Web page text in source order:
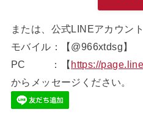
または、公式LINEアカウント
モバイル：【@966xtdsg】
PC ：【https://
からメッセージください。